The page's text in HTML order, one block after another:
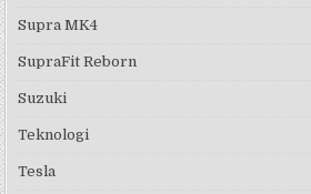
Supra MK4
SupraFit Reborn
Suzuki
Teknologi
Tesla